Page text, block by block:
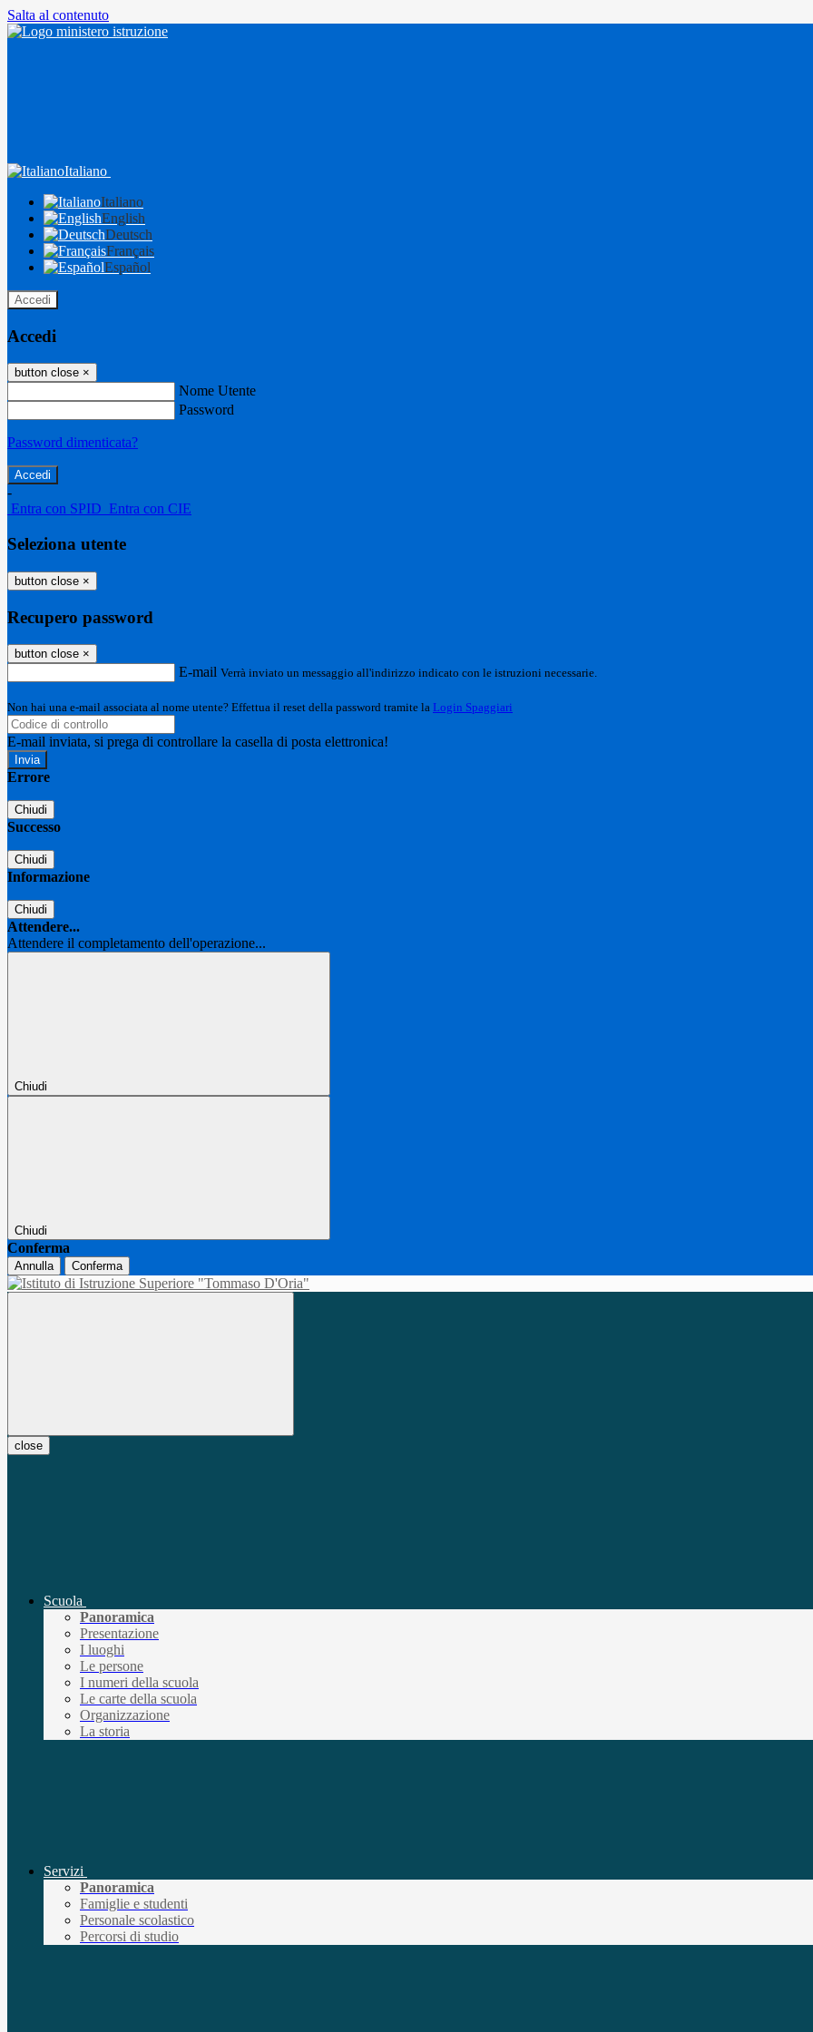
Salta al contenuto
Italiano
Italiano
English
Deutsch
Français
Español
Accedi
Accedi
button close ×
Nome Utente
Password
Password dimenticata?
-
Entra con SPID Entra con CIE
Seleziona utente
button close ×
Recupero password
button close ×
E-mail Verrà inviato un messaggio all'indirizzo indicato con le istruzioni necessarie.
Non hai una e-mail associata al nome utente? Effettua il reset della password tramite la Login Spaggiari
E-mail inviata, si prega di controllare la casella di posta elettronica!
Errore
Chiudi
Successo
Chiudi
Informazione
Chiudi
Attendere...
Attendere il completamento dell'operazione...
Chiudi
Chiudi
Conferma
Annulla Conferma
close
Scuola
Panoramica
Presentazione
I luoghi
Le persone
I numeri della scuola
Le carte della scuola
Organizzazione
La storia
Servizi
Panoramica
Famiglie e studenti
Personale scolastico
Percorsi di studio